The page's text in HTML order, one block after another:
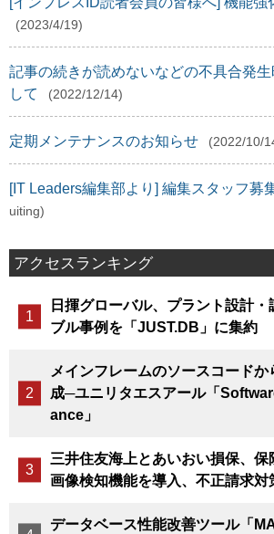
(2023/4/19)
記事の続きが読めないなどの不具合発生
して
(2022/12/14)
定期メンテナンスのお知らせ (2022/10/
[IT Leaders編集部より] 編集スタッフ募
uiting)
アクセスランキング
日揮グローバル、プラント設計・
ブル事例を「JUST.DB」に集約
メインフレームのソースコードか
成─ユニリタエスアール「
ance」
三井住友海上とあいおい損保、保
画像検知機能を導入、不正請求対
データベース性能改善ツール「